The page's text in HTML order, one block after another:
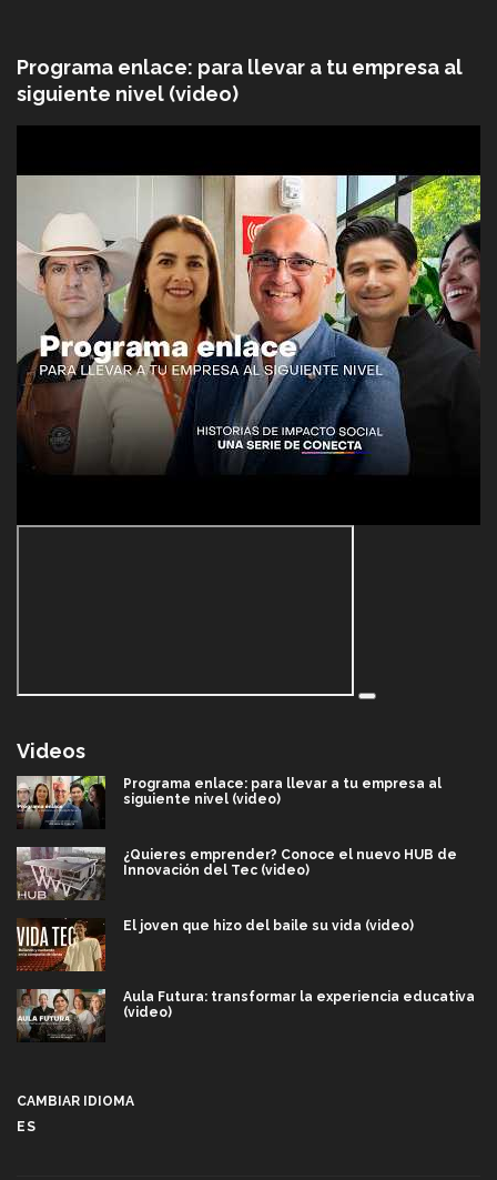
Programa enlace: para llevar a tu empresa al
siguiente nivel (video)
Videos
Programa enlace: para llevar a tu empresa al
siguiente nivel (video)
¿Quieres emprender? Conoce el nuevo HUB de
Innovación del Tec (video)
El joven que hizo del baile su vida (video)
Aula Futura: transformar la experiencia educativa
(video)
CAMBIAR IDIOMA
ES